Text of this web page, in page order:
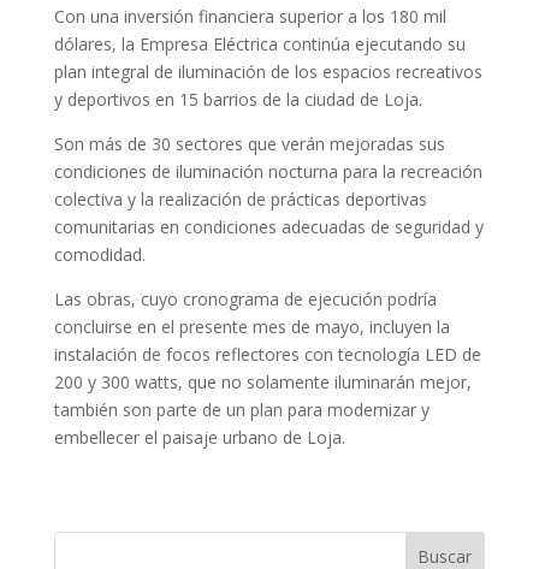
Con una inversión financiera superior a los 180 mil
dólares, la Empresa Eléctrica continúa ejecutando su
plan integral de iluminación de los espacios recreativos
y deportivos en 15 barrios de la ciudad de Loja.
Son más de 30 sectores que verán mejoradas sus
condiciones de iluminación nocturna para la recreación
colectiva y la realización de prácticas deportivas
comunitarias en condiciones adecuadas de seguridad y
comodidad.
Las obras, cuyo cronograma de ejecución podría
concluirse en el presente mes de mayo, incluyen la
instalación de focos reflectores con tecnología LED de
200 y 300 watts, que no solamente iluminarán mejor,
también son parte de un plan para modernizar y
embellecer el paisaje urbano de Loja.
Buscar